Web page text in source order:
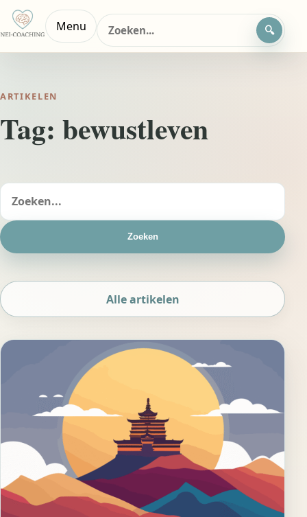
Menu
Zoeken
naar:
ARTIKELEN
Tag: bewustleven
Zoeken
naar:
Zoeken
Alle artikelen